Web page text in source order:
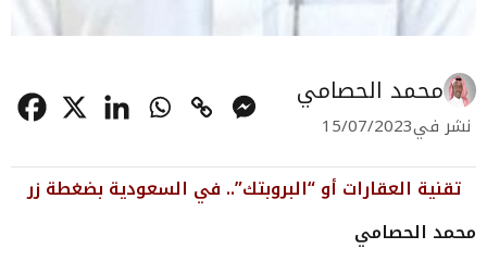
محمد الحصامي
نشر في15/07/2023
تقنية العقارات أو “البروبتك”.. في السعودية بضغطة زر
محمد الحصامي